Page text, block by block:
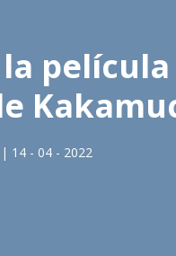
| 14 - 04 - 2022